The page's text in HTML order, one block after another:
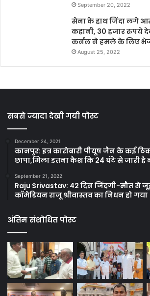
September 20, 2022
सेना के हाथ जिंदा लगे
कहानी, 30 हजार रुपये
कर्नल ने हमले के लिए
August 25, 2022
सबसे ज्यादा देखी गयी पोस्ट
December 24, 2021
कानपुर: इत्र कारोबारी पीयूष जैन के कई
छापा,मिला इतना कैश कि 24 घंटे से जारी है
September 21, 2022
Raju Srivastav: 42 दिन जिंदगी-मौत से
कॉमेडियन राजू श्रीवास्तव का निधन हो गया
अंतिम संशोधित पोस्ट